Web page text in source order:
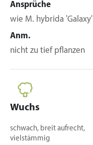
Ansprüche
wie M. hybrida 'Galaxy'
Anm.
nicht zu tief pflanzen
Wuchs
schwach, breit aufrecht,
vielstämmig